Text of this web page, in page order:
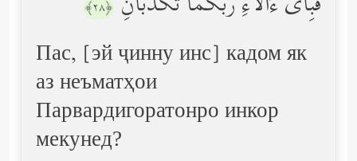
﴿٢٨﴾
Пас, [эй ҷинну инс] кадом як
аз неъматҳои
Парвардигоратонро инкор
мекунед?